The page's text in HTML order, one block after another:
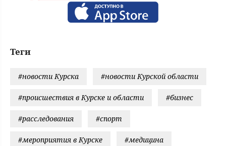
Теги
#новости Курска #новости Курской области
#происшествия в Курске и области #бизнес
#расследования #спорт
#мероприятия в Курске #медицина